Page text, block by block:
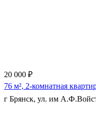
20 000 ₽
76 м², 2-комнатная
г Брянск, ул. им